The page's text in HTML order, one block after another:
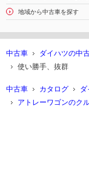
地域から中古車を探す
中古車 ダイハツの中
使い勝手、抜群
中古車 カタログ ダ
アトレーワゴンのク